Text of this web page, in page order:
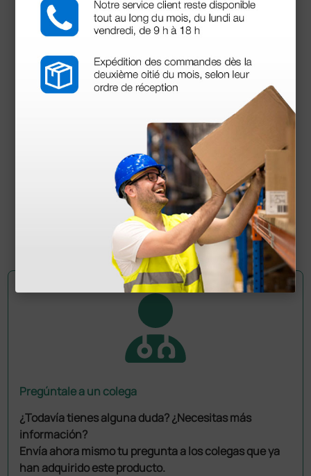
Sonda 3,5 MHz 50 mm Convexa 35C50EB para
ecógrafos Mindray DP-10 y DP-20
1.660,00 €
1 ud.
Pregúntale a un colega
¿Todavía tienes alguna duda? ¿Necesitas más
información?
Envía ahora mismo tu pregunta a los colegas que ya
han adquirido este producto.